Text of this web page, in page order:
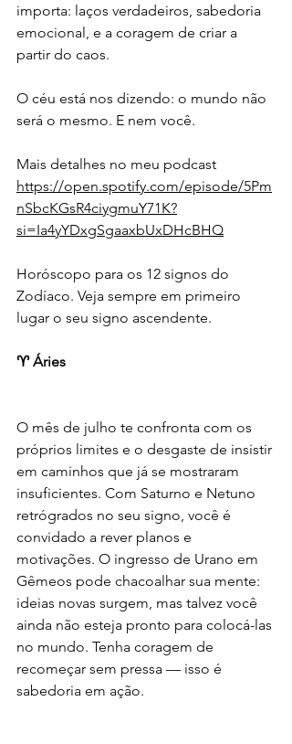
importa: laços verdadeiros, sabedoria
emocional, e a coragem de criar a
partir do caos.
O céu está nos dizendo: o mundo não
será o mesmo. E nem você.
Mais detalhes no meu podcast
https://open.spotify.com/episode/5Pm
nSbcKGsR4ciygmuY71K?
si=Ia4yYDxgSgaaxbUxDHcBHQ
Horóscopo para os 12 signos do
Zodíaco. Veja sempre em primeiro
lugar o seu signo ascendente.
♈ Áries
O mês de julho te confronta com os
próprios limites e o desgaste de insistir
em caminhos que já se mostraram
insuficientes. Com Saturno e Netuno
retrógrados no seu signo, você é
convidado a rever planos e
motivações. O ingresso de Urano em
Gêmeos pode chacoalhar sua mente:
ideias novas surgem, mas talvez você
ainda não esteja pronto para colocá-las
no mundo. Tenha coragem de
recomeçar sem pressa — isso é
sabedoria em ação.